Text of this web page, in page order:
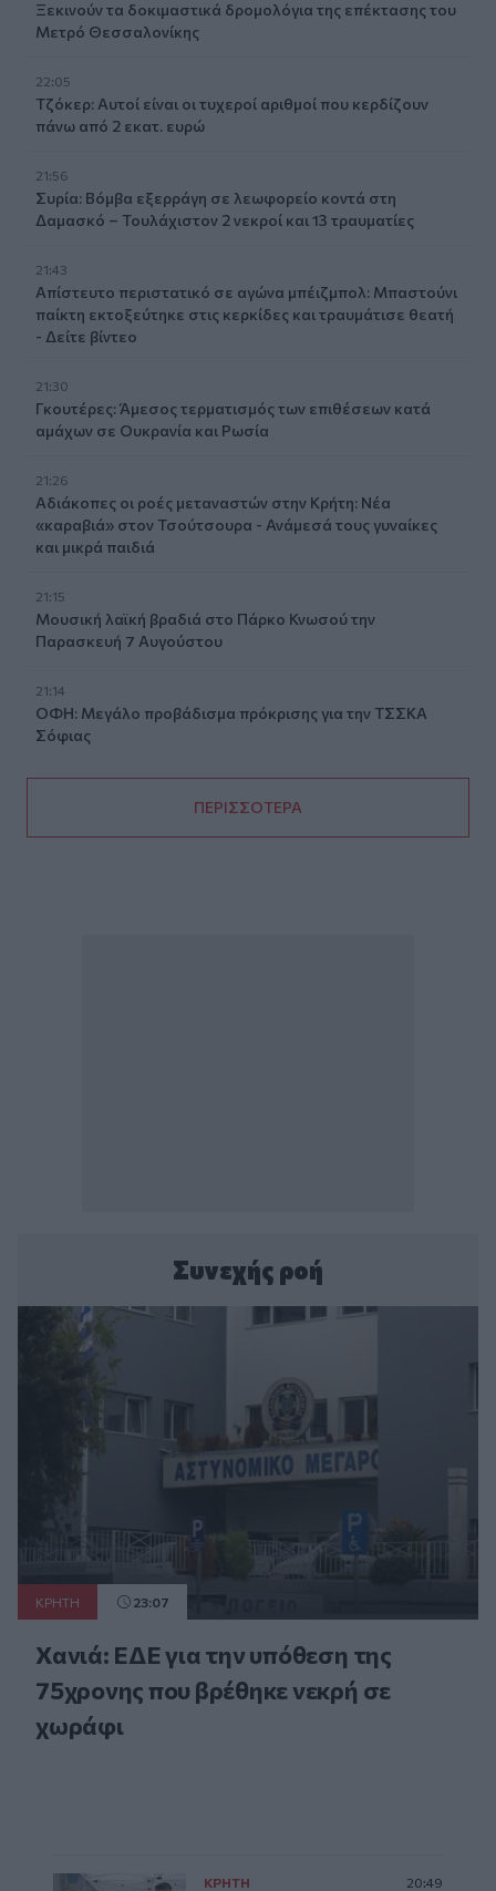
Ξεκινούν τα δοκιμαστικά δρομολόγια της επέκτασης του
Μετρό Θεσσαλονίκης
22:05
Τζόκερ: Αυτοί είναι οι τυχεροί αριθμοί που κερδίζουν
πάνω από 2 εκατ. ευρώ
21:56
Συρία: Βόμβα εξερράγη σε λεωφορείο κοντά στη
Δαμασκό – Τουλάχιστον 2 νεκροί και 13 τραυματίες
21:43
Απίστευτο περιστατικό σε αγώνα μπέιζμπολ: Μπαστούνι
παίκτη εκτοξεύτηκε στις κερκίδες και τραυμάτισε θεατή
- Δείτε βίντεο
21:30
Γκουτέρες: Άμεσος τερματισμός των επιθέσεων κατά
αμάχων σε Ουκρανία και Ρωσία
21:26
Αδιάκοπες οι ροές μεταναστών στην Κρήτη: Νέα
«καραβιά» στον Τσούτσουρα - Ανάμεσά τους γυναίκες
και μικρά παιδιά
21:15
Μουσική λαϊκή βραδιά στο Πάρκο Κνωσού την
Παρασκευή 7 Αυγούστου
21:14
ΟΦΗ: Μεγάλο προβάδισμα πρόκρισης για την ΤΣΣΚΑ
Σόφιας
ΠΕΡΙΣΣΟΤΕΡΑ
Συνεχής ροή
ΚΡΗΤΗ 23:07
Χανιά: ΕΔΕ για την υπόθεση της
75χρονης που βρέθηκε νεκρή σε
χωράφι
ΚΡΗΤΗ 20:49